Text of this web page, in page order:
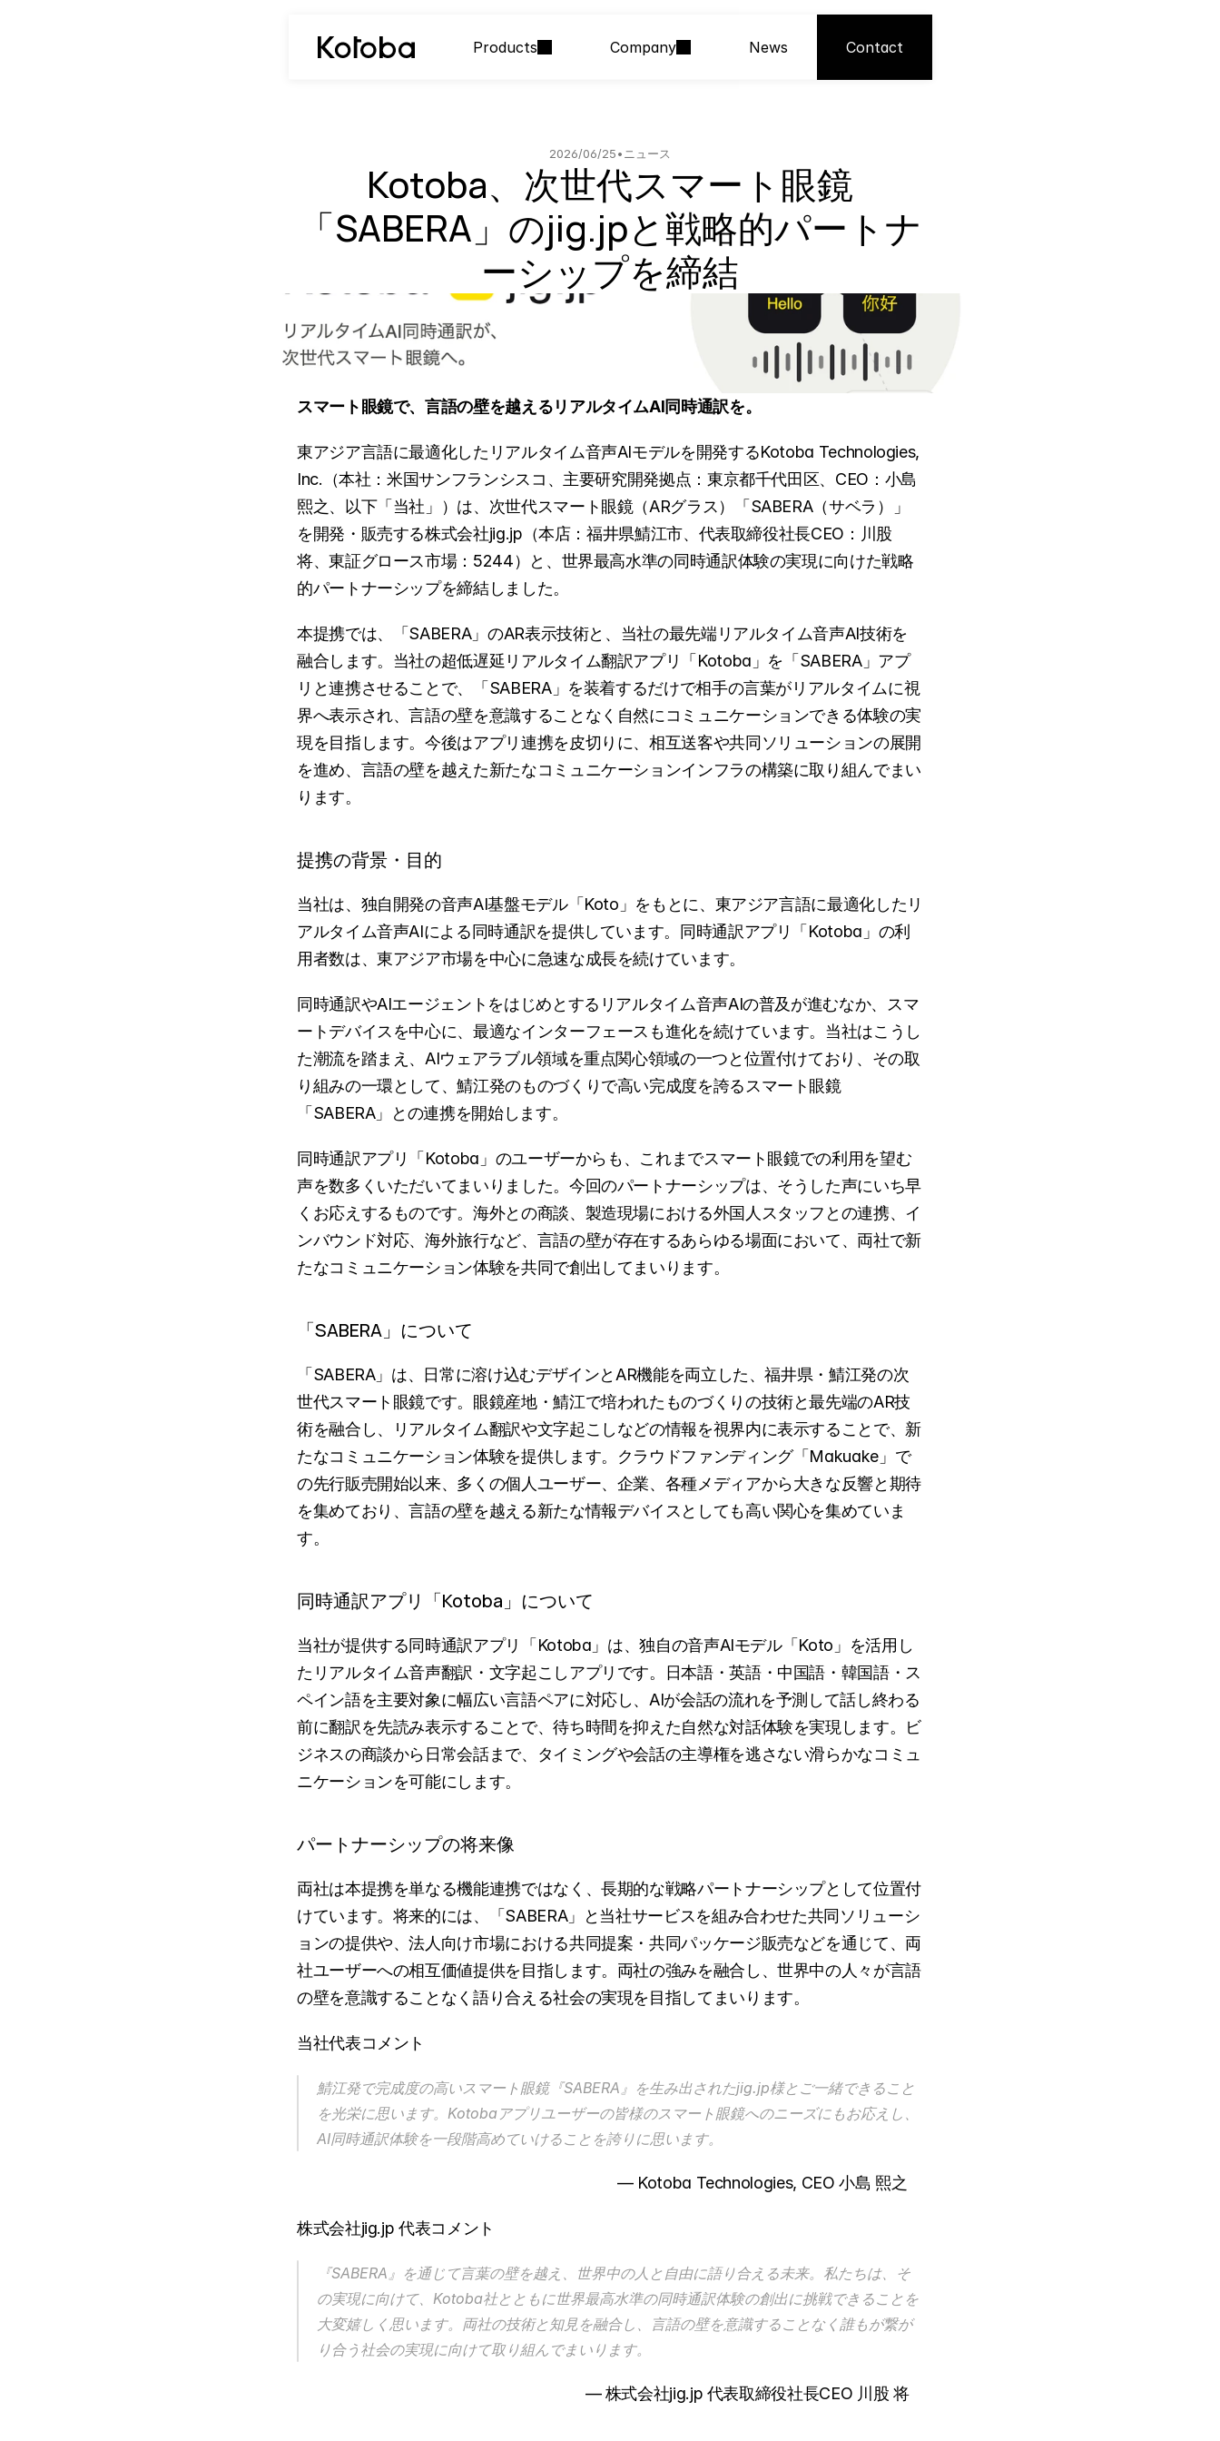
Products Company News Contact
2026/06/25• ニュース
Kotoba、次世代スマート眼鏡
「SABERA」のjig.jpと戦略的パートナ
ーシップを締結
スマート眼鏡で、言語の壁を越えるリアルタイムAI同時通訳を。
東アジア言語に最適化したリアルタイム音声AIモデルを開発するKotoba Technologies,
Inc.（本社：米国サンフランシスコ、主要研究開発拠点：東京都千代田区、CEO：小島
熙之、以下「当社」）は、次世代スマート眼鏡（ARグラス）「SABERA（サベラ）」
を開発・販売する株式会社jig.jp（本店：福井県鯖江市、代表取締役社長CEO：川股
将、東証グロース市場：5244）と、世界最高水準の同時通訳体験の実現に向けた戦略
的パートナーシップを締結しました。
本提携では、「SABERA」のAR表示技術と、当社の最先端リアルタイム音声AI技術を
融合します。当社の超低遅延リアルタイム翻訳アプリ「Kotoba」を「SABERA」アプ
リと連携させることで、「SABERA」を装着するだけで相手の言葉がリアルタイムに視
界へ表示され、言語の壁を意識することなく自然にコミュニケーションできる体験の実
現を目指します。今後はアプリ連携を皮切りに、相互送客や共同ソリューションの展開
を進め、言語の壁を越えた新たなコミュニケーションインフラの構築に取り組んでまい
ります。
提携の背景・目的
当社は、独自開発の音声AI基盤モデル「Koto」をもとに、東アジア言語に最適化したリ
アルタイム音声AIによる同時通訳を提供しています。同時通訳アプリ「Kotoba」の利
用者数は、東アジア市場を中心に急速な成長を続けています。
同時通訳やAIエージェントをはじめとするリアルタイム音声AIの普及が進むなか、スマ
ートデバイスを中心に、最適なインターフェースも進化を続けています。当社はこうし
た潮流を踏まえ、AIウェアラブル領域を重点関心領域の一つと位置付けており、その取
り組みの一環として、鯖江発のものづくりで高い完成度を誇るスマート眼鏡
「SABERA」との連携を開始します。
同時通訳アプリ「Kotoba」のユーザーからも、これまでスマート眼鏡での利用を望む
声を数多くいただいてまいりました。今回のパートナーシップは、そうした声にいち早
くお応えするものです。海外との商談、製造現場における外国人スタッフとの連携、イ
ンバウンド対応、海外旅行など、言語の壁が存在するあらゆる場面において、両社で新
たなコミュニケーション体験を共同で創出してまいります。
「SABERA」について
「SABERA」は、日常に溶け込むデザインとAR機能を両立した、福井県・鯖江発の次
世代スマート眼鏡です。眼鏡産地・鯖江で培われたものづくりの技術と最先端のAR技
術を融合し、リアルタイム翻訳や文字起こしなどの情報を視界内に表示することで、新
たなコミュニケーション体験を提供します。クラウドファンディング「Makuake」で
の先行販売開始以来、多くの個人ユーザー、企業、各種メディアから大きな反響と期待
を集めており、言語の壁を越える新たな情報デバイスとしても高い関心を集めていま
す。
同時通訳アプリ「Kotoba」について
当社が提供する同時通訳アプリ「Kotoba」は、独自の音声AIモデル「Koto」を活用し
たリアルタイム音声翻訳・文字起こしアプリです。日本語・英語・中国語・韓国語・ス
ペイン語を主要対象に幅広い言語ペアに対応し、AIが会話の流れを予測して話し終わる
前に翻訳を先読み表示することで、待ち時間を抑えた自然な対話体験を実現します。ビ
ジネスの商談から日常会話まで、タイミングや会話の主導権を逃さない滑らかなコミュ
ニケーションを可能にします。
パートナーシップの将来像
両社は本提携を単なる機能連携ではなく、長期的な戦略パートナーシップとして位置付
けています。将来的には、「SABERA」と当社サービスを組み合わせた共同ソリューシ
ョンの提供や、法人向け市場における共同提案・共同パッケージ販売などを通じて、両
社ユーザーへの相互価値提供を目指します。両社の強みを融合し、世界中の人々が言語
の壁を意識することなく語り合える社会の実現を目指してまいります。
当社代表コメント
鯖江発で完成度の高いスマート眼鏡『SABERA』を生み出されたjig.jp様とご一緒できること
を光栄に思います。Kotobaアプリユーザーの皆様のスマート眼鏡へのニーズにもお応えし、
AI同時通訳体験を一段階高めていけることを誇りに思います。
― Kotoba Technologies, CEO 小島 熙之
株式会社jig.jp 代表コメント
『SABERA』を通じて言葉の壁を越え、世界中の人と自由に語り合える未来。私たちは、そ
の実現に向けて、Kotoba社とともに世界最高水準の同時通訳体験の創出に挑戦できることを
大変嬉しく思います。両社の技術と知見を融合し、言語の壁を意識することなく誰もが繋が
り合う社会の実現に向けて取り組んでまいります。
― 株式会社jig.jp 代表取締役社長CEO 川股 将